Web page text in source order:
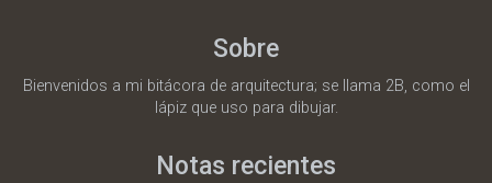
Sobre
Bienvenidos a mi bitácora de arquitectura; se llama 2B, como el
lápiz que uso para dibujar.
Notas recientes